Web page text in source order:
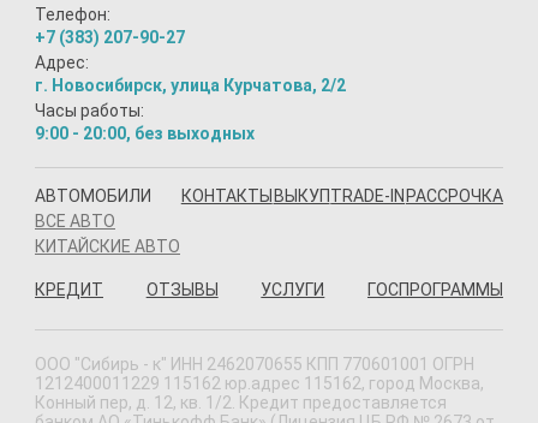
Телефон:
+7 (383) 207-90-27
Адрес:
г. Новосибирск, улица Курчатова, 2/2
Часы работы:
9:00 - 20:00, без выходных
АВТОМОБИЛИ
ВСЕ АВТО
КИТАЙСКИЕ АВТО
КОНТАКТЫ ВЫКУПTRADE-IN РАССРОЧКА
КРЕДИТ ОТЗЫВЫ УСЛУГИ ГОСПРОГРАММЫ
ООО "Сибирь - к" ИНН 2462070655 КПП 770601001 ОГРН
1212400011229 115162 юр.адрес 115162, город Москва,
Конный пер, д. 12, кв. 1/2. Кредит предоставляется